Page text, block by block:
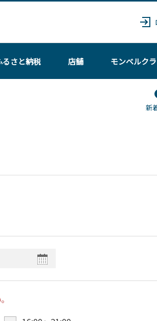
るさと納税 店舗 モンベルク
新